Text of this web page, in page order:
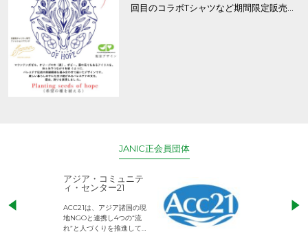
回目のコラボTシャツなど期間限定販売、
JANIC正会員団体
アジア・コミュニテ
ィ・センター21
ACC21は、アジア諸国の現
地NGOと連携し4つの“流
れ”と人づくりを推進してい
児童労働のない
権利が守られた